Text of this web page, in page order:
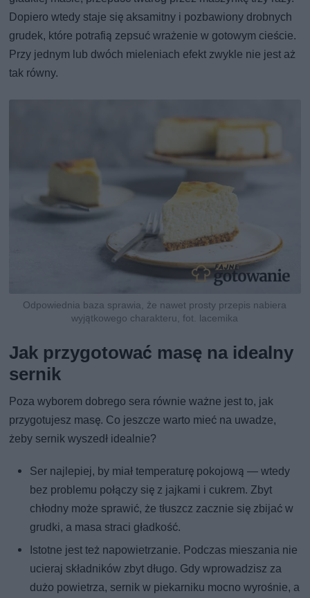
Dopiero wtedy staje się aksamitny i pozbawiony drobnych
grudek, które potrafią zepsuć wrażenie w gotowym cieście.
Przy jednym lub dwóch mieleniach efekt zwykle nie jest aż
tak równy.
Odpowiednia baza sprawia, że nawet prosty przepis nabiera
wyjątkowego charakteru, fot. lacemika
Jak przygotować masę na idealny
sernik
Poza wyborem dobrego sera równie ważne jest to, jak
przygotujesz masę. Co jeszcze warto mieć na uwadze,
żeby sernik wyszedł idealnie?
Ser najlepiej, by miał temperaturę pokojową — wtedy
bez problemu połączy się z jajkami i cukrem. Zbyt
chłodny może sprawić, że tłuszcz zacznie się zbijać w
grudki, a masa straci gładkość.
Istotne jest też napowietrzanie. Podczas mieszania nie
ucieraj składników zbyt długo. Gdy wprowadzisz za
dużo powietrza, sernik w piekarniku mocno wyrośnie, a